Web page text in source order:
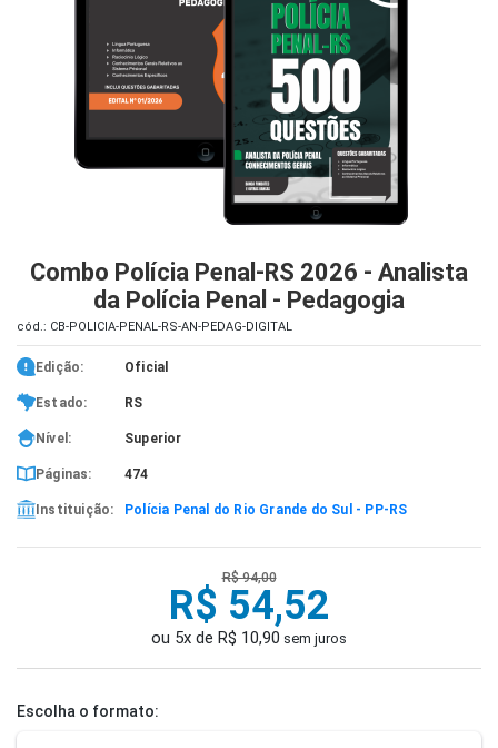
Combo Polícia Penal-RS 2026 - Analista
da Polícia Penal - Pedagogia
cód.: CB-POLICIA-PENAL-RS-AN-PEDAG-DIGITAL
Edição: Oficial
Estado: RS
Nível: Superior
Páginas: 474
Instituição: Polícia Penal do Rio Grande do Sul - PP-RS
R$ 94,00
R$ 54,52
ou 5x de R$ 10,90 sem juros
Escolha o formato: